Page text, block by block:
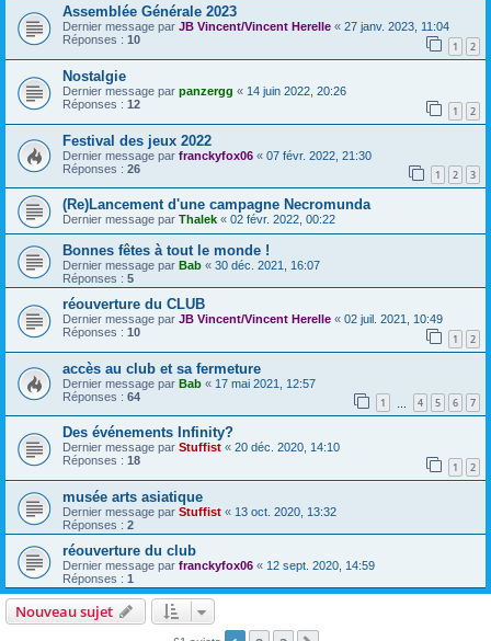
Assemblée Générale 2023
Dernier message par JB Vincent/Vincent Herelle « 27 janv. 2023, 11:04
Réponses : 10 1 2
Nostalgie
Dernier message par panzergg « 14 juin 2022, 20:26
Réponses : 12 1 2
Festival des jeux 2022
Dernier message par franckyfox06 « 07 févr. 2022, 21:30
Réponses : 26 1 2 3
(Re)Lancement d'une campagne Necromunda
Dernier message par Thalek « 02 févr. 2022, 00:22
Bonnes fêtes à tout le monde !
Dernier message par Bab « 30 déc. 2021, 16:07
Réponses : 5
réouverture du CLUB
Dernier message par JB Vincent/Vincent Herelle « 02 juil. 2021, 10:49
Réponses : 10 1 2
accès au club et sa fermeture
Dernier message par Bab « 17 mai 2021, 12:57
Réponses : 64 1 4 5 6 7
Des événements Infinity?
Dernier message par Stuffist « 20 déc. 2020, 14:10
Réponses : 18 1 2
musée arts asiatique
Dernier message par Stuffist « 13 oct. 2020, 13:32
Réponses : 2
réouverture du club
Dernier message par franckyfox06 « 12 sept. 2020, 14:59
Réponses : 1
Nouveau sujet